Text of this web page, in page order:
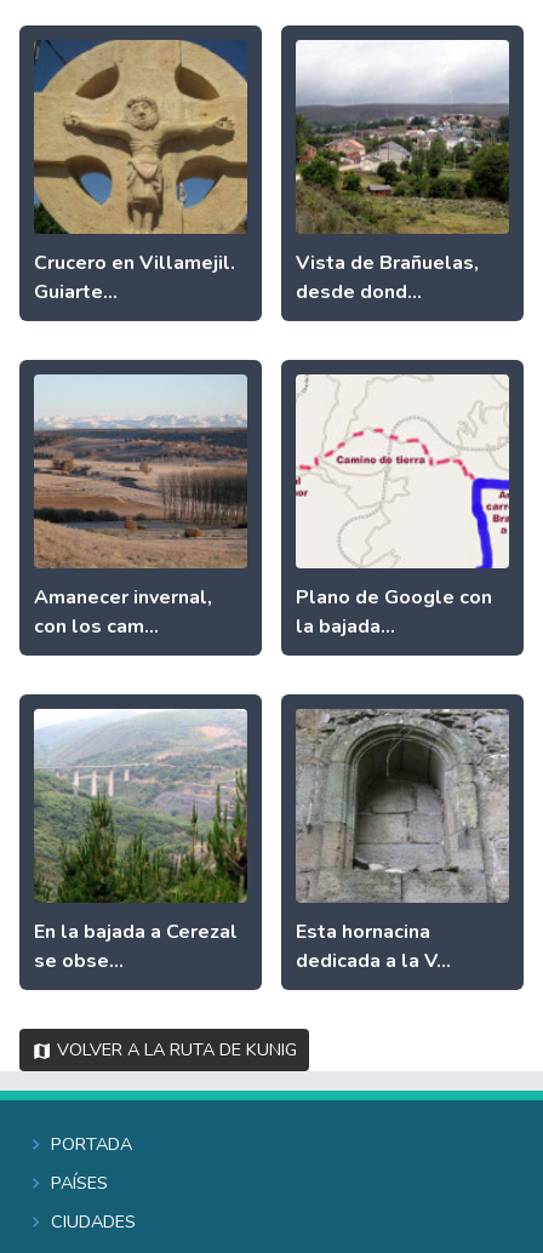
Crucero en Villamejil.
Guiarte...
Vista de Brañuelas,
desde dond...
Amanecer invernal,
con los cam...
Plano de Google con
la bajada...
En la bajada a Cerezal
se obse...
Esta hornacina
dedicada a la V...
Volver a La Ruta de Kunig
Portada
Países
Ciudades